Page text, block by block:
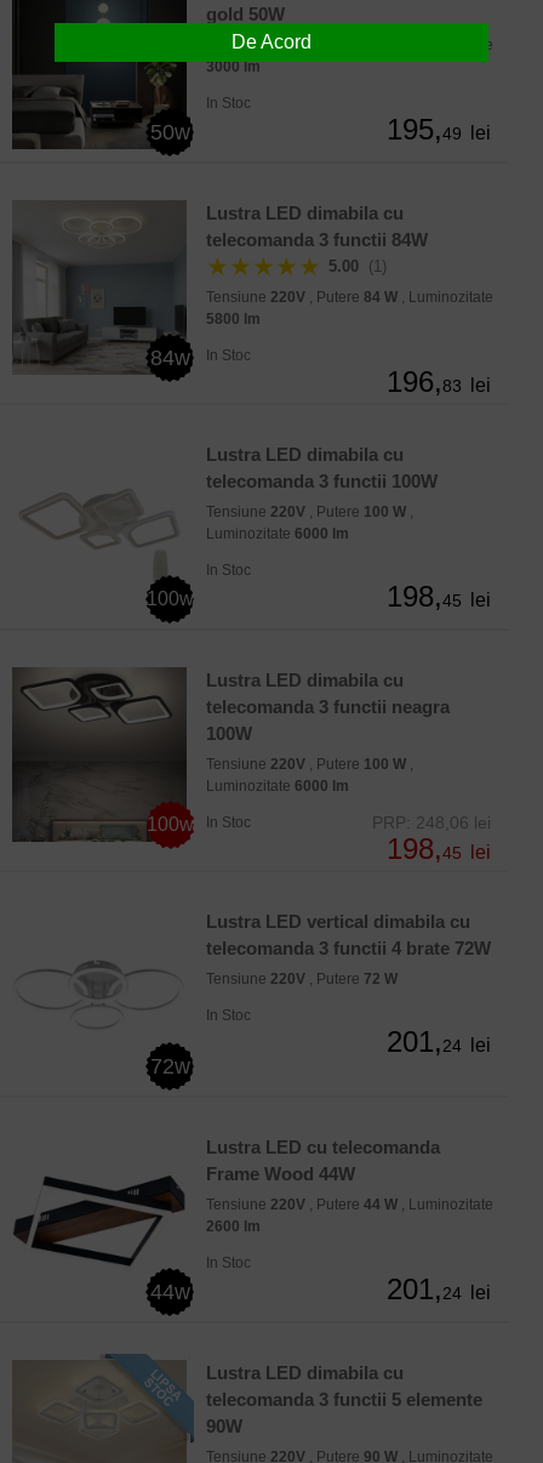
50w
gold 50W
Tensiune220V, Putere
, Luminozitate
3000 lm
In Stoc
195,49 lei
84w
Lustra LED dimabila cu
telecomanda 3 functii 84W
★★★★★ 5.00 (1)
Tensiune 220V , Putere 84 W , Luminozitate
5800 lm
In Stoc
196,83 lei
100w
Lustra LED dimabila cu
telecomanda 3 functii 100W
Tensiune 220V , Putere 100 W ,
Luminozitate 6000 lm
In Stoc
198,45 lei
100w
Lustra LED dimabila cu
telecomanda 3 functii neagra
100W
Tensiune 220V , Putere 100 W ,
Luminozitate 6000 lm
In Stoc PRP: 248,06 lei
198,45 lei
72w
Lustra LED vertical dimabila cu
telecomanda 3 functii 4 brate 72W
Tensiune 220V , Putere 72 W
In Stoc
201,24 lei
44w
Lustra LED cu telecomanda
Frame Wood 44W
Tensiune 220V , Putere 44 W , Luminozitate
2600 lm
In Stoc
201,24 lei
Lustra LED dimabila cu
telecomanda 3 functii 5 elemente
90W
Tensiune 220V , Putere 90 W , Luminozitate
De Acord